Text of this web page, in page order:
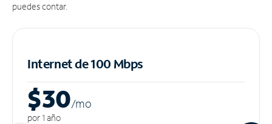
puedes contar.
Internet de 100 Mbps
$30/mo
por 1 año